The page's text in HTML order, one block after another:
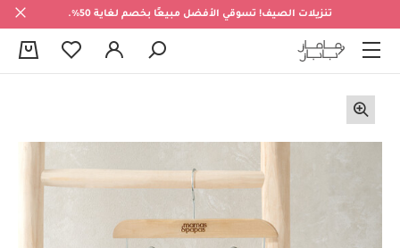
تنزيلات الصيف! تسوقي الأفضل مبيعًا بخصم لغاية 50%.